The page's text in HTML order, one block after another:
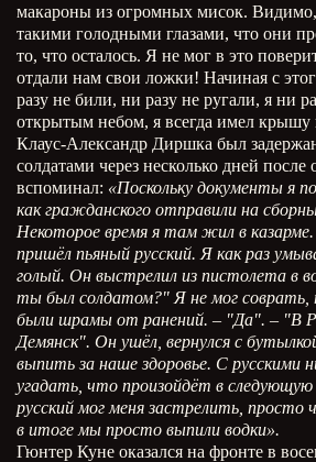
макароны из огромных мисок.
такими голодными глазами, что они
то, что осталось. Я не мог в это
отдали нам свои ложки! Начиная с
разу не били, ни разу не ругали, я ни
открытым небом, я всегда имел крышу
Клаус-Александр Диршка был
солдатами через несколько дней
вспоминал: «Поскольку документы я
как гражданского отправили на
Некоторое время я там жил в
пришёл пьяный русский. Я как раз
голый. Он выстрелил из пистолета в
ты был солдатом?" Я не мог соврать,
были шрамы от ранений. – "Да". – "В
Демянск". Он ушёл, вернулся с
выпить за наше здоровье. С русскими
угадать, что произойдёт в
русский мог меня застрелить, просто
в итоге мы просто выпили водки».
Гюнтер Куне оказался на фронте в